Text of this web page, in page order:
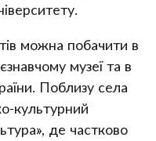
можна побачити в
музеї та в
Поблизу села
культурний
де частково